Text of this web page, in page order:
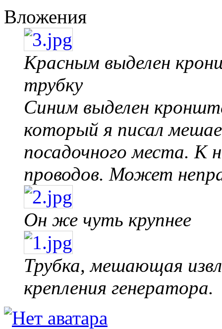
Вложения
Красным выделен
трубку
Синим выделен
который я писал
посадочного места. К
проводов. Может
Он же чуть крупнее
Трубка, мешающая
крепления генератора.